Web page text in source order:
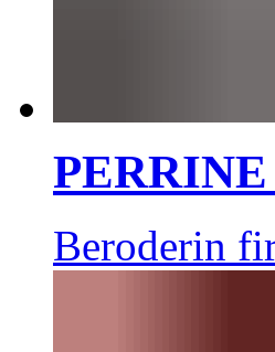
Beroderin